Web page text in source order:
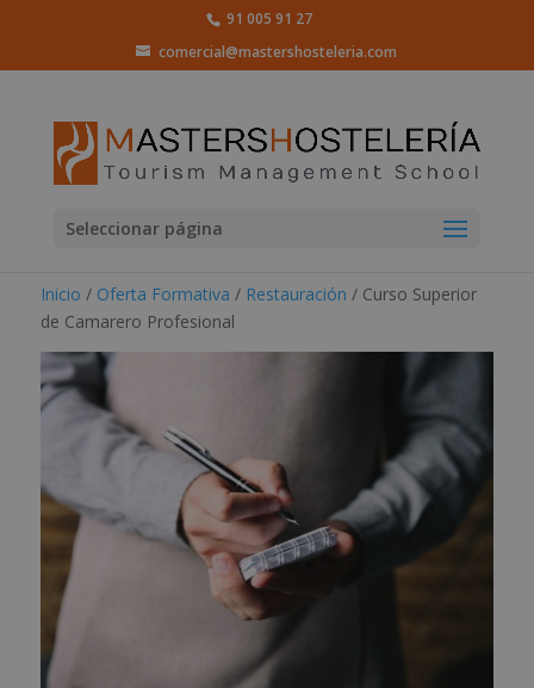
91 005 91 27
comercial@mastershosteleria.com
Seleccionar página
Inicio / Oferta Formativa / Restauración / Curso Superior
de Camarero Profesional